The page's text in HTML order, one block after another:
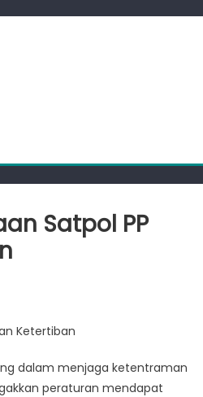
Satpol PP
Ketertiban
dalam menjaga ketentraman
peraturan mendapat